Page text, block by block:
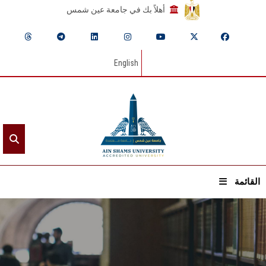
أهلاً بك في جامعة عين شمس
English
القائمة
الرئيسيـة
عن الجامعة